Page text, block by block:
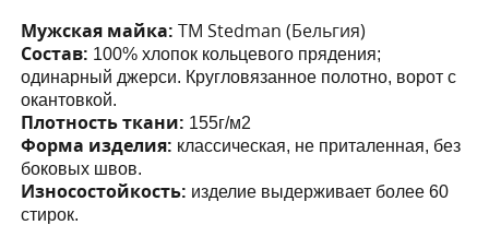
Мужская майка:ТМ Stedman (Бельгия)
Состав: 100% хлопок кольцевого прядения;
одинарный джерси. Кругловязанное полотно, ворот с
окантовкой.
Плотность ткани: 155г/м2
Форма изделия: классическая, не приталенная, без
боковых швов.
Износостойкость: изделие выдерживает более 60
стирок.